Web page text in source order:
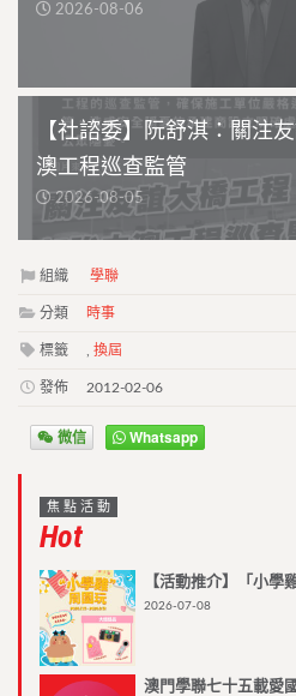
2026-08-06
【社諮委】阮舒淇：關注
澳工程巡查監管
2026-08-05
組織 學聯
分類 時事
標籤 換屆
發佈 2012-02-06
微信 Whatsapp
焦點活動
Hot
【活動推介】「小學
2026-07-08
澳門學聯七十五載愛